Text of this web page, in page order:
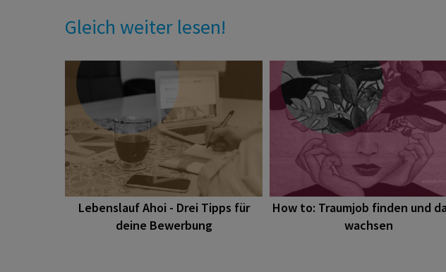
Gleich weiter lesen!
Lebenslauf Ahoi - Drei Tipps für
deine Bewerbung
How to: Traumjob finden und
wachsen